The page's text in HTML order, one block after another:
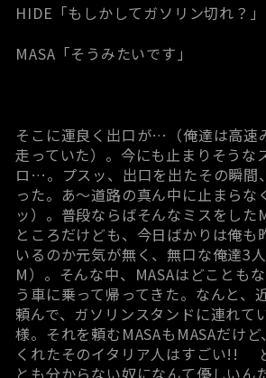
HIDE「もしかしてガソリン切れ？」
MASA「そうみたいです」
そこに運良く出口が…（俺達は高速
走っていた）。今にも止まりそうな
ロ…。プスッ、出口を出たその瞬間
った。あ～道路の真ん中に止まらな
ッ）。普段ならばそんなミスをした
ところだけども、今日ばかりは俺も
いるのか元気が無く、無口な俺達3人
M）。そんな中、MASAはどことも
う車に乗って帰ってきた。なんと、
頼んで、ガソリンスタンドに連れて
様。それを頼むMASAもMASAだけ
くれたそのイタリア人はすごい!!
とも分からない奴になんて優しい